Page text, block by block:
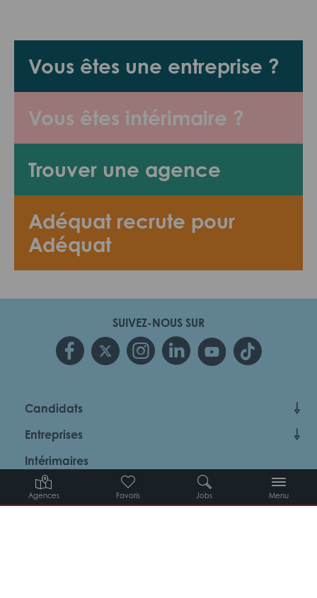
Agences Favoris Jobs Menu
Vous êtes une entreprise ?
Vous êtes intérimaire ?
Trouver une agence
Adéquat recrute pour
Adéquat
SUIVEZ-NOUS SUR
Candidats
Entreprises
Intérimaires
À propos d’Adéquat